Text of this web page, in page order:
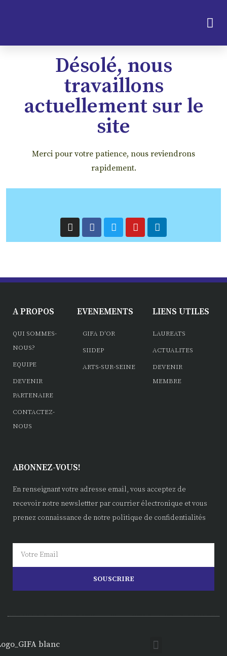
Désolé, nous
travaillons
actuellement sur le
site
Merci pour votre patience, nous reviendrons
rapidement.
A PROPOS
QUI SOMMES-
NOUS?
EQUIPE
DEVENIR
PARTENAIRE
CONTACTEZ-
NOUS
EVENEMENTS
GIFA D'OR
SIIDEP
ARTS-SUR-SEINE
LIENS UTILES
LAUREATS
ACTUALITES
DEVENIR
MEMBRE
ABONNEZ-VOUS!
En renseignant votre adresse email, vous acceptez de
recevoir notre newslettter par courrier électronique et vous
prenez connaissance de notre politique de confidentialités
SOUSCRIRE